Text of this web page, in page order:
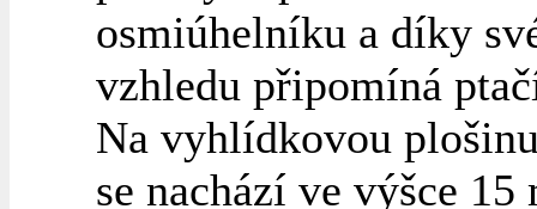
osmiúhelníku a díky
vzhledu připomíná
Na vyhlídkovou
se nachází ve výšce 15